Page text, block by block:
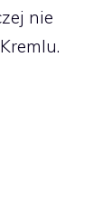
nie